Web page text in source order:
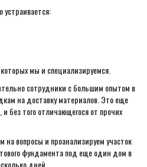
мы и специализируемся.
сотрудники с большим опытом в
на доставку материалов. Это еще
без того отличающегося от прочих
вопросы и проанализируем участок
фундамента под еще один дом в
дней.